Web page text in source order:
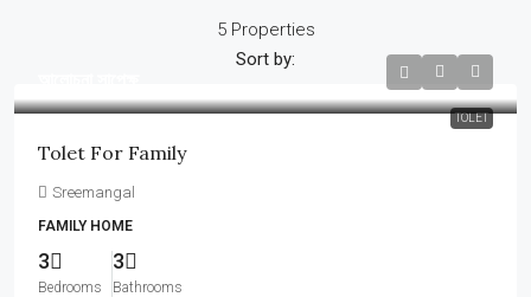
5 Properties
Sort by:
TOLET
Tolet For Family
Sreemangal
FAMILY HOME
3
Bedrooms
3
Bathrooms